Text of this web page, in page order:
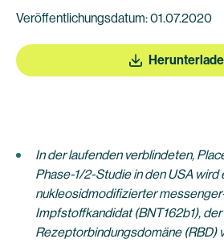
Veröffentlichungsdatum: 01.07.2020
In der laufenden verblindeten,
Phase-1/2-Studie in den USA wird
nukleosidmodifizierter
Impfstoffkandidat (BNT162b1),
Rezeptorbindungsdomäne (RBD)